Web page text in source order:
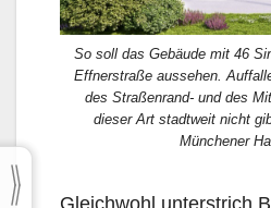
So soll das Gebäude mit 46
Effnerstraße aussehen.
des Straßenrand- und des
dieser Art stadtweit nicht
Münchener
Gleichwohl unterstrich